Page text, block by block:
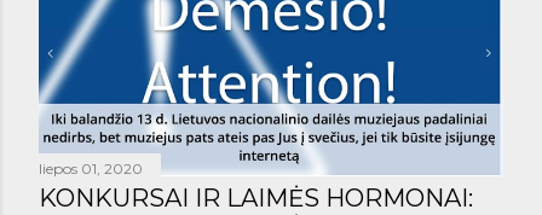
liepos 01, 2020
KONKURSAI IR LAIMĖS HORMONAI: